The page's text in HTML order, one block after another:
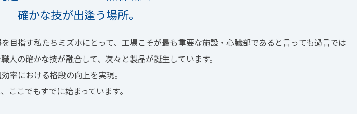
確かな技が出逢う場所。
目指す私たちミズホにとって、工場こそが最も重要な施設・心臓部であると言っても過言では
の確かな技が融合して、次々と製品が誕生しています。
率における格段の向上を実現。
ここでもすでに始まっています。